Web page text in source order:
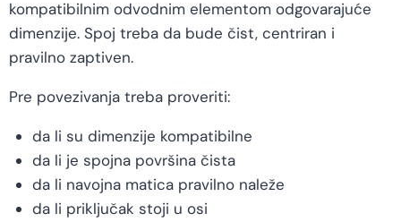
kompatibilnim odvodnim elementom odgovarajuće
dimenzije. Spoj treba da bude čist, centriran i
pravilno zaptiven.
Pre povezivanja treba proveriti:
da li su dimenzije kompatibilne
da li je spojna površina čista
da li navojna matica pravilno naleže
da li priključak stoji u osi